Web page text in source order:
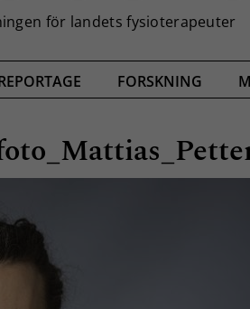
FORSKNING